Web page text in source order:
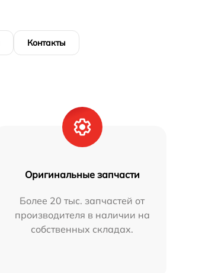
Контакты
Оригинальные запчасти
Более 20 тыс. запчастей от
производителя в наличии на
собственных складах.